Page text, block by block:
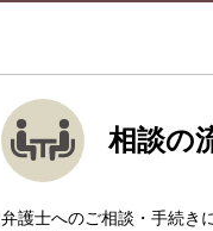
相談の
弁護士へのご相談・手続き